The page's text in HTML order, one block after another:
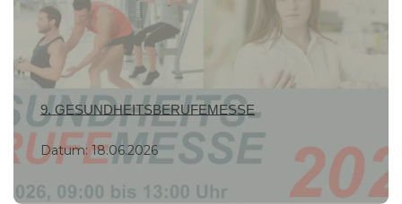
9. GESUNDHEITSBERUFEMESSE
Datum:18.06.2026